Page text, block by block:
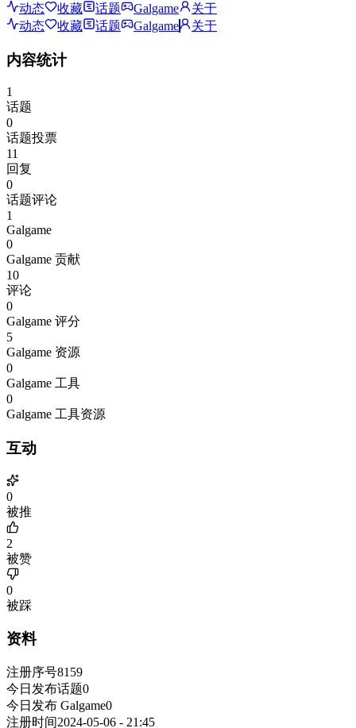
动态
收藏 话题 Galgame
关于
动态
收藏 话题 Galgame 关于
内容统计
1
话题
0
话题投票
11
回复
0
话题评论
1
Galgame
0
Galgame 贡献
10
评论
0
Galgame 评分
5
Galgame 资源
0
Galgame 工具
0
Galgame 工具资源
互动
0
被推
2
被赞
0
被踩
资料
注册序号8159
今日发布话题0
今日发布 Galgame0
注册时间2024-05-06 - 21:45